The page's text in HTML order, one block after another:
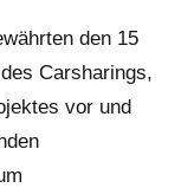
den 15
Carsharings,
vor und